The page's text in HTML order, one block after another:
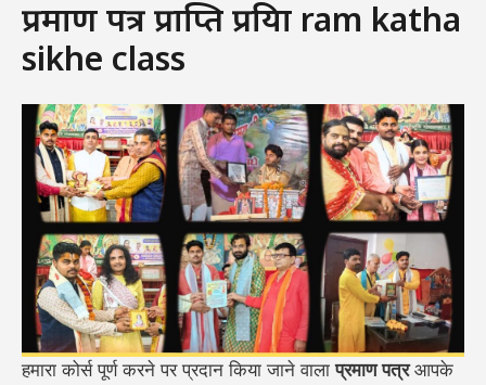
प्रमाण पत्र प्राप्ति प्रक्रिया ram katha
sikhe class
हमारा कोर्स पूर्ण करने पर प्रदान किया जाने वालाप्रमाण पत्रआपके